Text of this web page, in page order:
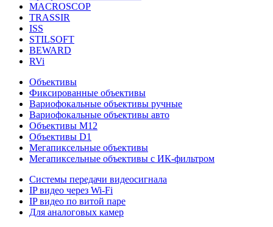
MACROSCOP
TRASSIR
ISS
STILSOFT
BEWARD
RVi
Объективы
Фиксированные объективы
Вариофокальные объективы ручные
Вариофокальные объективы авто
Объективы М12
Объективы D1
Мегапиксельные объективы
Мегапиксельные объективы с ИК-фильтром
Системы передачи видеосигнала
IP видео через Wi-Fi
IP видео по витой паре
Для аналоговых камер